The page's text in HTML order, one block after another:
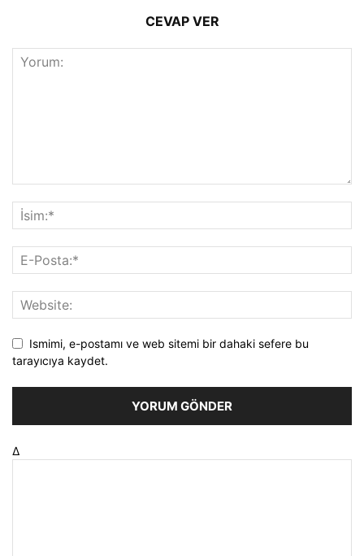
CEVAP VER
Ismimi, e-postamı ve web sitemi bir dahaki sefere bu
tarayıcıya kaydet.
Δ